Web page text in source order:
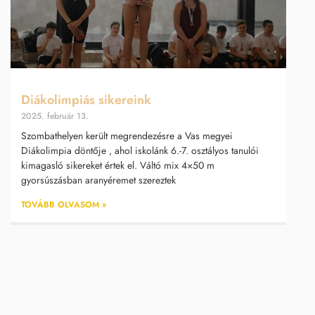
Diákolimpiás sikereink
2025. február 13.
Szombathelyen került megrendezésre a Vas megyei
Diákolimpia döntője , ahol iskolánk 6.-7. osztályos tanulói
kimagasló sikereket értek el. Váltó mix 4×50 m
gyorsúszásban aranyéremet szereztek
TOVÁBB OLVASOM »